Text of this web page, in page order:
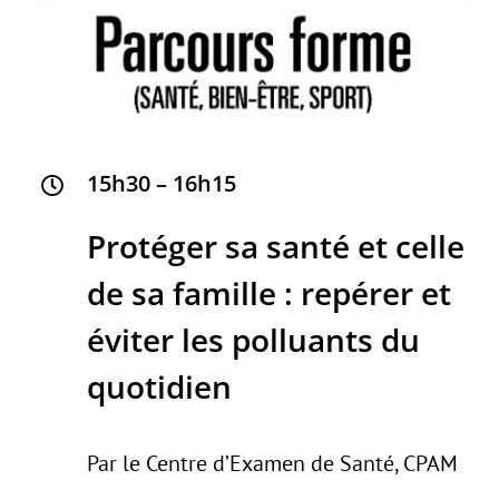
15h30 – 16h15
Protéger sa santé et celle
de sa famille : repérer et
éviter les polluants du
quotidien
Par le Centre d’Examen de Santé, CPAM